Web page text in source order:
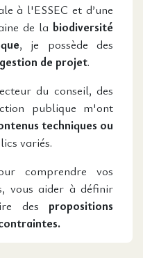
à l'ESSEC et d’une
de la biodiversité
, je possède des
gestion de projet.
du conseil, des
publique m'ont
techniques ou
variés.
comprendre vos
vous aider à définir
des propositions